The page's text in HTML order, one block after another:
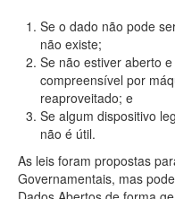
Se o dado não pode
não existe;
Se não estiver aberto
compreensível por
reaproveitado; e
Se algum dispositivo
não é útil.
As leis foram propostas
Governamentais, mas